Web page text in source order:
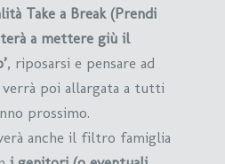
Take a Break (Prendi
a mettere giù il
, riposarsi e pensare ad
verrà poi allargata a tutti
prossimo.
anche il filtro famiglia